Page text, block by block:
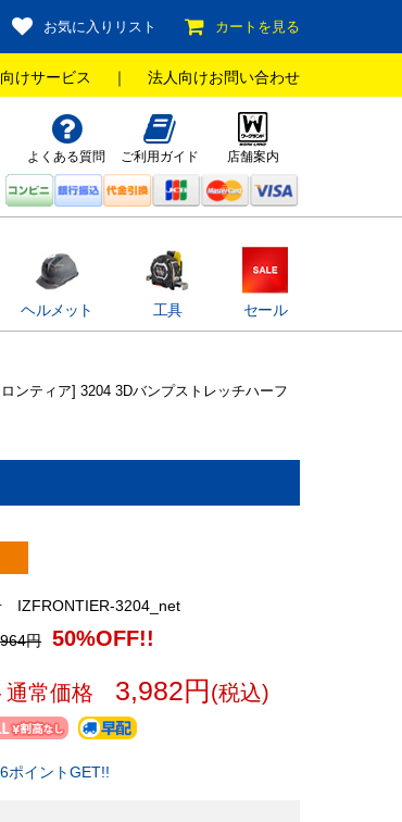
お気に入りリスト カートを見る
けサービス ｜ 法人向けお問い合わせ
よくある質問 ご利用ガイド 店舗案内
ヘルメット 工具 セール
ンティア] 3204 3Dバンプストレッチハーフ
IZFRONTIER-3204_net
円 50%OFF!!
通常価格 3,982円 (税込)
ポイントGET!!